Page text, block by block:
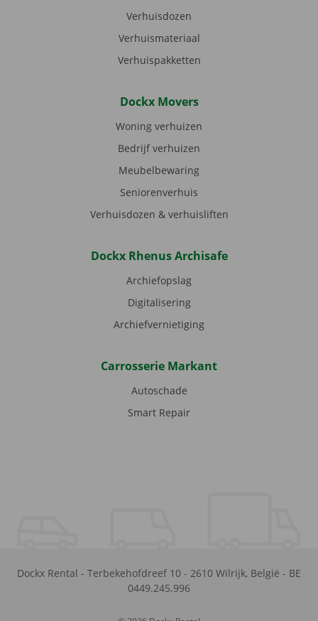
Verhuisdozen
Verhuismateriaal
Verhuispakketten
Dockx Movers
Woning verhuizen
Bedrijf verhuizen
Meubelbewaring
Seniorenverhuis
Verhuisdozen & verhuisliften
Dockx Rhenus Archisafe
Archiefopslag
Digitalisering
Archiefvernietiging
Carrosserie Markant
Autoschade
Smart Repair
Dockx Rental - Terbekehofdreef 10 - 2610 Wilrijk, België - BE
0449.245.996